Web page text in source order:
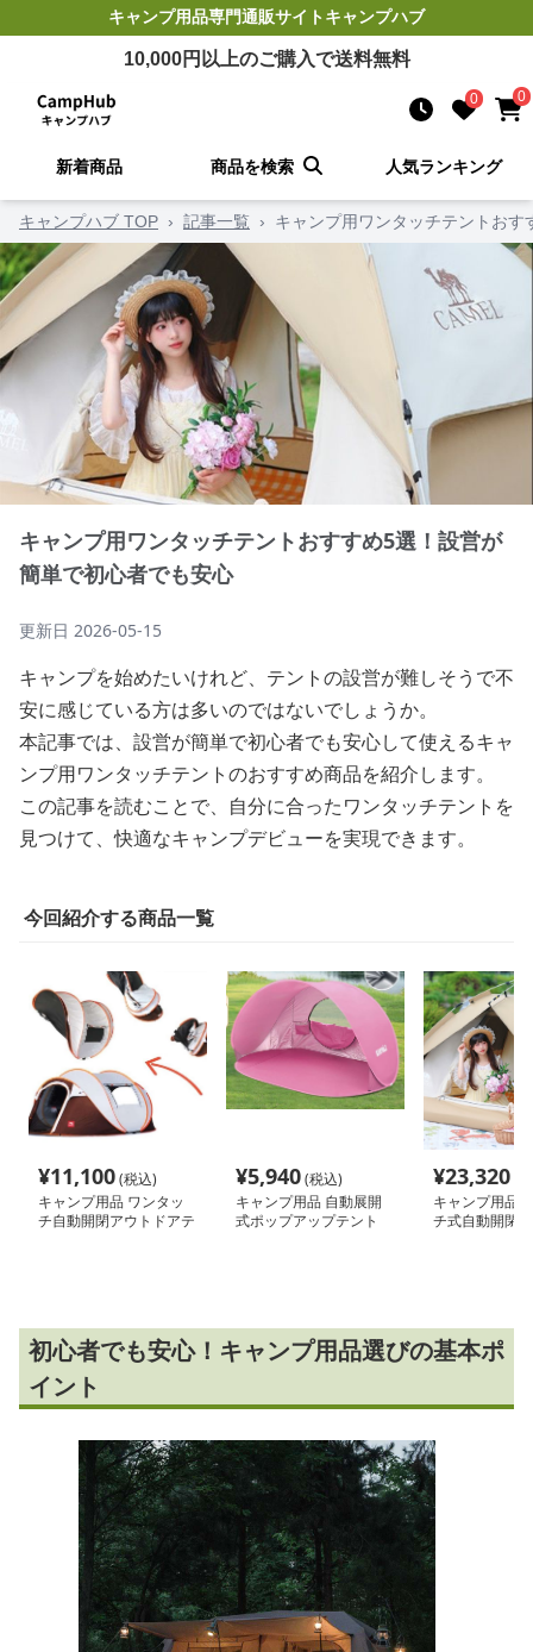
キャンプ用品専門通販サイトキャンプハブ
10,000円以上のご購入で送料無料
0 0
新着商品 商品を検索 人気ランキング
キャンプハブ TOP › 記事一覧 › キャンプ用ワンタッチテントお
キャンプ用ワンタッチテントおすすめ5選！設営が
簡単で初心者でも安心
更新日 2026-05-15
キャンプを始めたいけれど、テントの設営が難しそうで不
安に感じている方は多いのではないでしょうか。
本記事では、設営が簡単で初心者でも安心して使えるキャ
ンプ用ワンタッチテントのおすすめ商品を紹介します。
この記事を読むことで、自分に合ったワンタッチテントを
見つけて、快適なキャンプデビューを実現できます。
今回紹介する商品一覧
¥11,100(税込)
キャンプ用品 ワンタッ
チ自動開閉アウトドアテ
¥5,940(税込)
キャンプ用品 自動展開
式ポップアップテント
¥23,320
キャンプ用品
チ式自動開閉
初心者でも安心！キャンプ用品選びの基本ポ
イント